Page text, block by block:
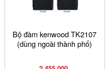
Bộ đàm kenwood TK2107
(dùng ngoài thành phố)